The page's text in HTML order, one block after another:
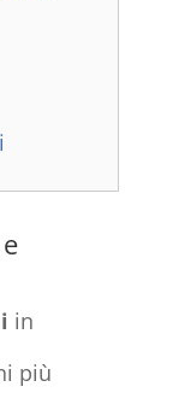
in
più